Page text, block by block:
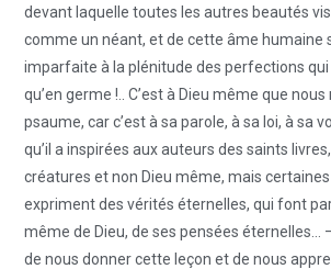
devant laquelle toutes les autres beautés
comme un néant, et de cette âme humaine
imparfaite à la plénitude des perfections qui
qu’en germe !.. C’est à Dieu même que
psaume, car c’est à sa parole, à sa loi, à sa
qu’il a inspirées aux auteurs des saints
créatures et non Dieu même, mais
expriment des vérités éternelles, qui font
même de Dieu, de ses pensées éternelles…
de nous donner cette leçon et de nous